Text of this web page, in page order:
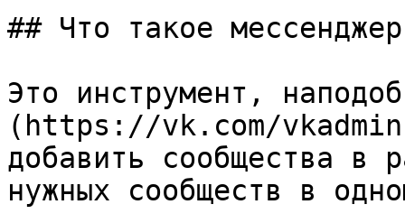
## Что такое
Это инструмент,
(https://vk.com/
добавить сообщества в
нужных сообществ в